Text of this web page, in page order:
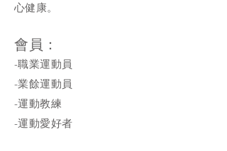
心健康。
會員：
-職業運動員
-業餘運動員
-運動教練
-運動愛好者